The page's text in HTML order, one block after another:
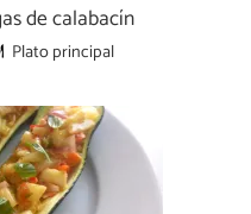
de calabacín
Plato principal